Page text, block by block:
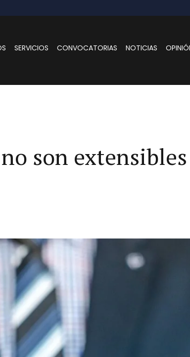
SERVICIOS CONVOCATORIAS NOTICIAS
son